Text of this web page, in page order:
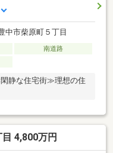
中市柴原町５丁目
南道路
静な住宅街≫理想の住
4,800万円